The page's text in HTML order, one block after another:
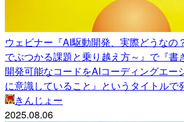
ウェビナー『AI駆動開発、実際どうなの
でぶつかる課題と乗り越え方～』で『書
開発可能なコードをAIコーディングエー
に意識していること』というタイトルで
きんじょー
2025.08.06